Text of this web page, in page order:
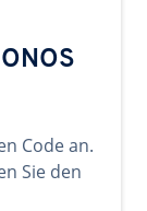
Code an.
Sie den